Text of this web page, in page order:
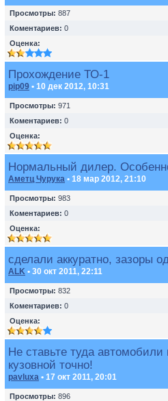
Просмотры: 887
Коментариев: 0
Оценка:
Прохождение ТО-1
pip09 • 10 дек 2012, 10:31
Просмотры: 971
Коментариев: 0
Оценка:
Нормальный дилер.
Аметц Чурука • 18 мар 2012, 21:10
Просмотры: 983
Коментариев: 0
Оценка:
сделали аккуратно, зазоры
ALK • 30 окт 2011, 22:11
Просмотры: 832
Коментариев: 0
Оценка:
Не ставьте туда
кузовной точно!
pavluxa • 17 окт 2011, 20:01
Просмотры: 896